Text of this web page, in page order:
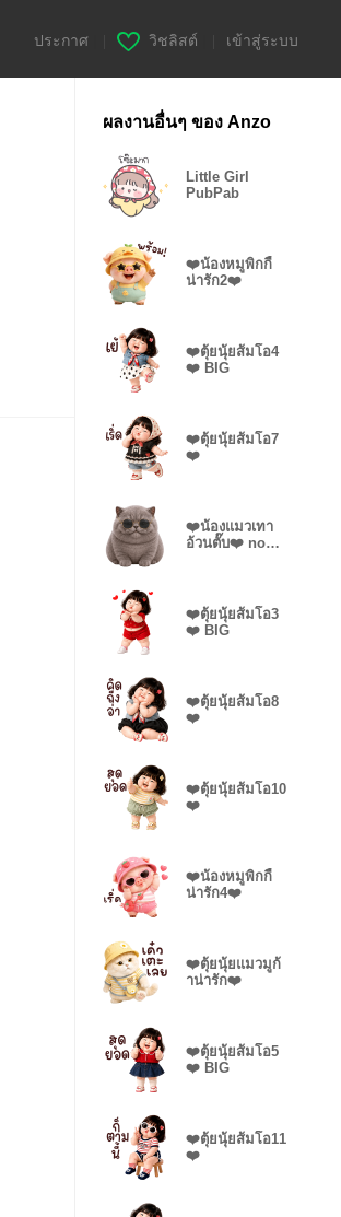
ประกาศ วิชลิสต์ เข้าสู่ระบบ
ผลงานอื่นๆ ของ Anzo
Little Girl
PubPab
❤️น้องหมูพิกกี้
น่ารัก2❤️
❤️ตุ้ยนุ้ยส้มโอ4
❤️ BIG
❤️ตุ้ยนุ้ยส้มโอ7
❤️
❤️น้องแมวเทา
อ้วนตั๊บ❤️ no
❤️ตุ้ยนุ้ยส้มโอ3
❤️ BIG
❤️ตุ้ยนุ้ยส้มโอ8
❤️
❤️ตุ้ยนุ้ยส้มโอ10
❤️
❤️น้องหมูพิกกี้
น่ารัก4❤️
❤️ตุ้ยนุ้ยแมวมูก้
าน่ารัก❤️
❤️ตุ้ยนุ้ยส้มโอ5
❤️ BIG
❤️ตุ้ยนุ้ยส้มโอ11
❤️